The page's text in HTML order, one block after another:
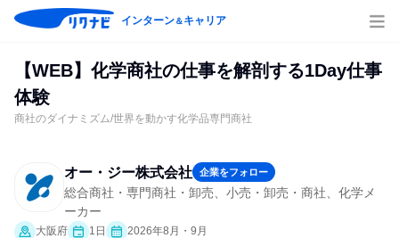
インターン＆キャリア
【WEB】化学商社の仕事を解剖する1Day仕事
体験
商社のダイナミズム/世界を動かす化学品専門商社
オー・ジー株式会社 企業をフォロー
総合商社・専門商社・卸売、小売・卸売・商社、化学メ
ーカー
大阪府 1日
2026年8月・9月